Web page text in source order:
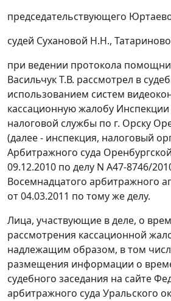
председательствующего
судей Сухановой Н.Н.,
при ведении протокола
Васильчук Т.В. рассмотрел в
использованием систем
кассационную жалобу
налоговой службы по г. Орску
(далее - инспекция, налоговый
Арбитражного суда
09.12.2010 по делу N А47-8746/
Восемнадцатого арбитражного
от 04.03.2011 по тому же делу.
Лица, участвующие в деле, о
рассмотрения кассационной
надлежащим образом, в том
размещения информации о
судебного заседания на сайте
арбитражного суда Уральского